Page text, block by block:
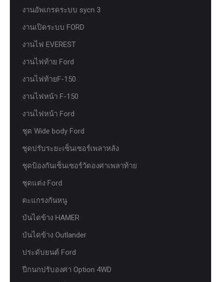
งานอัพเกรดระบบ sycn 3
งานเปิดระบบ FORD
งานไฟ EVEREST
งานไฟท้าย Ford
งานไฟท้ายF-150
งานไฟหน้า F-150
งานไฟหน้า Ford
ชุด Wide body Ford
ชุดปรับระยะเซ็นเซอร์เพลาหลัง
ชุดป้องกันเซ็นเซอร์วัดองศาเพลาท้าย
ชุดแต่ง Ford
ตะแกรงกันหนู
บันไดข้าง HAMER
บันไดข้าง Outlander
ประดับยนต์ Ford
ปีกนกปรับองศา Option 4WD